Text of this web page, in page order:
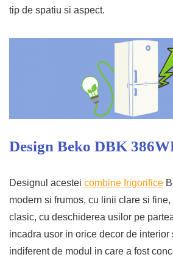
tip de spatiu si aspect.
Design Beko DBK
Designul acestei combine frigorifice
modern si frumos, cu linii clare si
clasic, cu deschiderea usilor pe
incadra usor in orice decor de interior
indiferent de modul in care a fost